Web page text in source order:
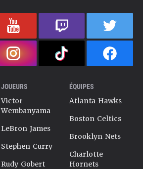
JOUEURS
Victor
Wembanyama
LeBron James
Stephen Curry
Rudy Gobert
ÉQUIPES
Atlanta Hawks
Boston Celtics
Brooklyn Nets
Charlotte
Hornets